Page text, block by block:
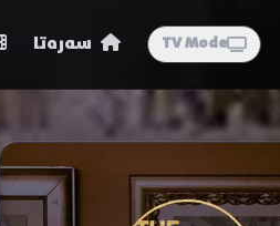
TV Mode سەرەتا